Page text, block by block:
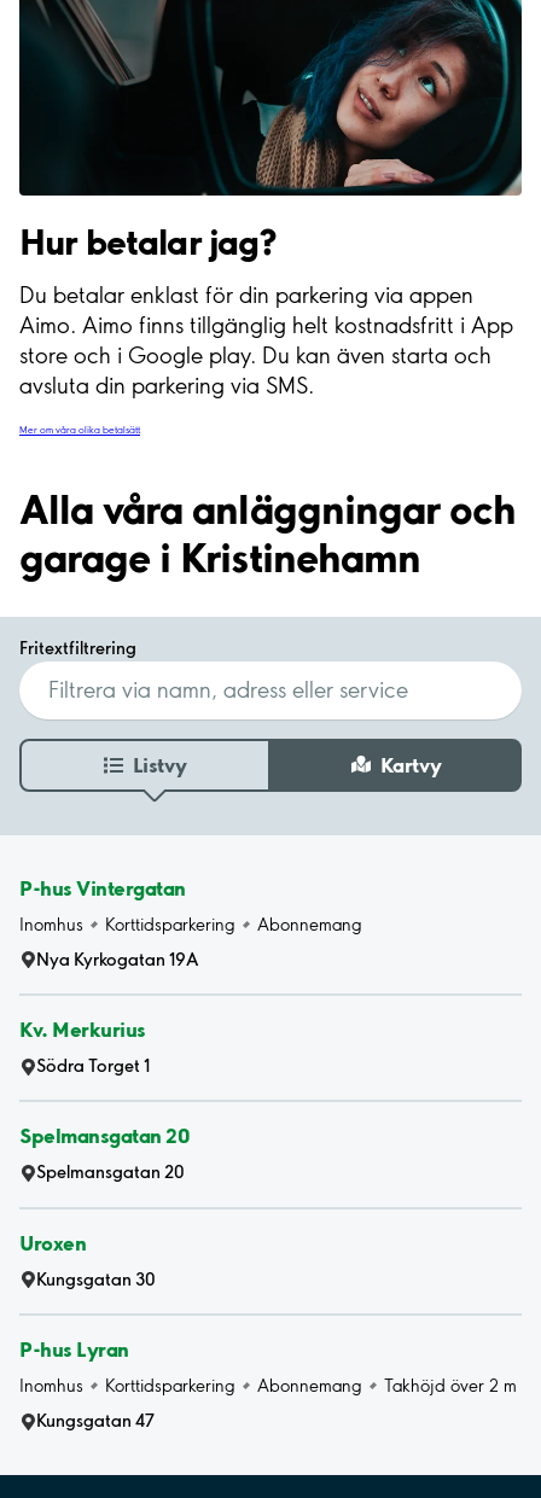
Hur betalar jag?
Du betalar enklast för din parkering via appen
Aimo. Aimo finns tillgänglig helt kostnadsfritt i App
store och i Google play. Du kan även starta och
avsluta din parkering via SMS.
Mer om våra olika betalsätt
Alla våra anläggningar och
garage i Kristinehamn
Fritextfiltrering
Listvy Kartvy
P-hus Vintergatan
Inomhus Korttidsparkering
Abonnemang
Nya Kyrkogatan 19A
Kv. Merkurius
Södra Torget 1
Spelmansgatan 20
Spelmansgatan 20
Uroxen
Kungsgatan 30
P-hus Lyran
Inomhus Korttidsparkering Abonnemang
Takhöjd över 2 m
Kungsgatan 47